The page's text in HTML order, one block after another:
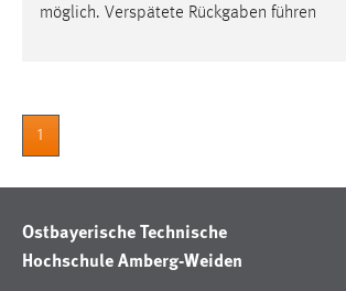
möglich. Verspätete Rückgaben führen
1
Ostbayerische Technische
Hochschule Amberg-Weiden
MibewSessionID, mibew-chat-frame-style-